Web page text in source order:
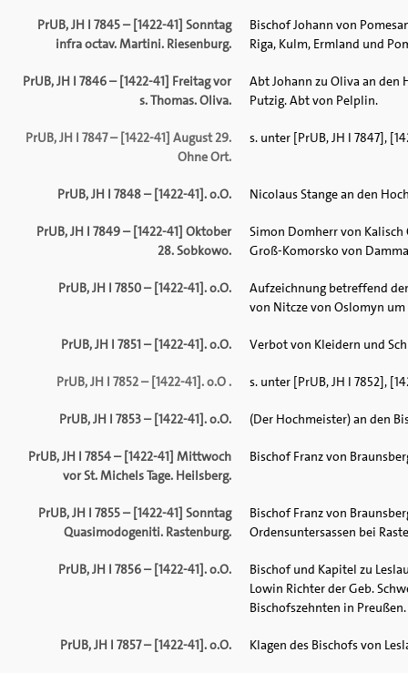
PrUB, JH I 7845 – [1422-41] Sonntag
infra octav. Martini. Riesenburg.
Bischof Johann von
Riga, Kulm, Ermland und
PrUB, JH I 7846 – [1422-41] Freitag vor
s. Thomas. Oliva.
Abt Johann zu Oliva an den
Putzig. Abt von Pelplin.
PrUB, JH I 7847 – [1422-41] August 29.
Ohne Ort.
s. unter [PrUB, JH I 7847],
PrUB, JH I 7848 – [1422-41]. o.O. Nicolaus Stange an den
PrUB, JH I 7849 – [1422-41] Oktober
28. Sobkowo.
Simon Domherr von
Groß-Komorsko von
PrUB, JH I 7850 – [1422-41]. o.O.
Aufzeichnung betreffend
von Nitcze von Oslomyn
PrUB, JH I 7851 – [1422-41]. o.O. Verbot von Kleidern und
PrUB, JH I 7852 – [1422-41]. o.O . s. unter [PrUB, JH I 7852],
PrUB, JH I 7853 – [1422-41]. o.O. (Der Hochmeister) an den
PrUB, JH I 7854 – [1422-41] Mittwoch
vor St. Michels Tage. Heilsberg.
Bischof Franz von
PrUB, JH I 7855 – [1422-41] Sonntag
Quasimodogeniti. Rastenburg.
Bischof Franz von
Ordensuntersassen bei
PrUB, JH I 7856 – [1422-41]. o.O.
Bischof und Kapitel zu
Lowin Richter der Geb.
Bischofszehnten in
PrUB, JH I 7857 – [1422-41]. o.O. Klagen des Bischofs von